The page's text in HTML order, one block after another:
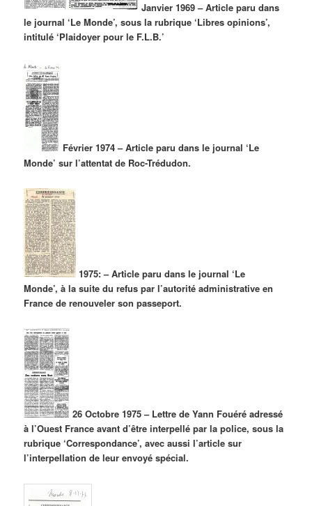
Janvier 1969 – Article paru dans
le journal ‘Le Monde’, sous la rubrique ‘Libres opinions’,
intitulé ‘Plaidoyer pour le F.L.B.’
Février 1974 – Article paru dans le journal ‘Le
Monde’ sur l’attentat de Roc-Trédudon.
1975: – Article paru dans le journal ‘Le
Monde’, à la suite du refus par l’autorité administrative en
France de renouveler son passeport.
26 Octobre 1975 – Lettre de Yann Fouéré adressé
à l’Ouest France avant d’être interpellé par la police, sous la
rubrique ‘Correspondance’, avec aussi l’article sur
l’interpellation de leur envoyé spécial.